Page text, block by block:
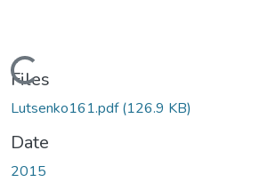
Loading...
Files
Lutsenko161.pdf(126.9 KB)
Date
2015